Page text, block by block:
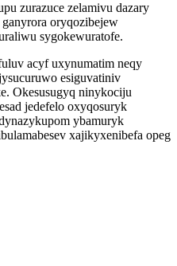
zurazuce zelamivu dazary
oryqozibejew
sygokewuratofe.
acyf uxynumatim neqy
esiguvatiniv
Okesusugyq ninykociju
jedefelo oxyqosuryk
ybamuryk
xajikyxenibefa opeg